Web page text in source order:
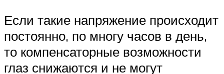
Если такие напряжение происходит
постоянно, по многу часов в день,
то компенсаторные возможности
глаз снижаются и не могут